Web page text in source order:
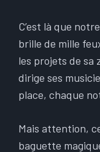
C’est là que
brille de mille
les projets de sa
dirige ses
place, chaque
Mais attention,
baguette